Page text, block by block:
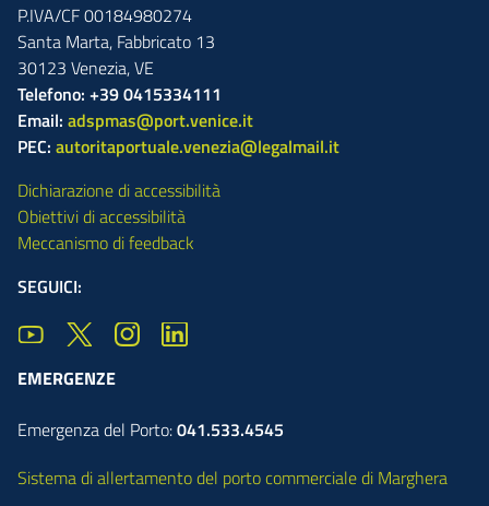
P.IVA/CF 00184980274
Santa Marta, Fabbricato 13
30123 Venezia,VE
Telefono: +39 0415334111
Email: adspmas@port.venice.it
PEC: autoritaportuale.venezia@legalmail.it
Dichiarazione di accessibilità
Obiettivi di accessibilità
Meccanismo di feedback
SEGUICI:
EMERGENZE
Emergenza del Porto:041.533.4545
Sistema di allertamento del porto commerciale di Marghera